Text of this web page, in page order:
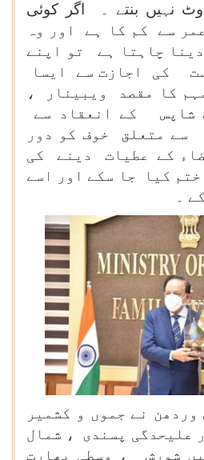
نہیں بنتے ۔ اگر کوئی
کی عمر سے کم کا ہے اور وہ
چاہتا ہے تو اپنے
کی اجازت سے ایسا
کا مقصد ویبینار ،
شاپس کے انعقاد سے
سے متعلق خوف کو دور
کے عطیات دینے کی
کیا جا سکے اور اسے
۔
نے جموں و کشمیر
علیحدگی پسندی ، شمال
شورش ، وسطی بھارت